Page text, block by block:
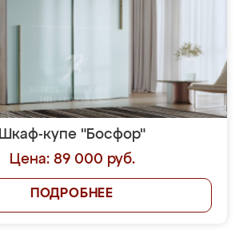
Шкаф-купе "Босфор"
Цена: 89 000 руб.
ПОДРОБНЕЕ